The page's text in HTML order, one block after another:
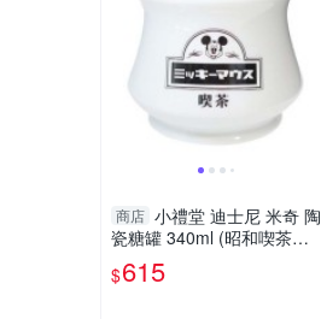
商店 小禮堂 迪士尼 米奇 陶
瓷糖罐 340ml (昭和喫茶館)
4942423-267232
$615